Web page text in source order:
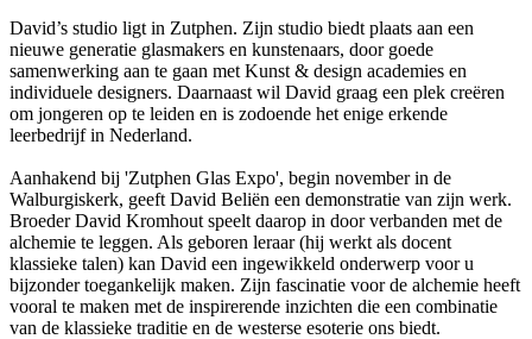
David’s studio ligt in Zutphen. Zijn studio biedt plaats aan een
nieuwe generatie glasmakers en kunstenaars, door goede
samenwerking aan te gaan met Kunst & design academies en
individuele designers. Daarnaast wil David graag een plek creëren
om jongeren op te leiden en is zodoende het enige erkende
leerbedrijf in Nederland.
Aanhakend bij 'Zutphen Glas Expo', begin november in de
Walburgiskerk, geeft David Beliën een demonstratie van zijn werk.
Broeder David Kromhout speelt daarop in door verbanden met de
alchemie te leggen. Als geboren leraar (hij werkt als docent
klassieke talen) kan David een ingewikkeld onderwerp voor u
bijzonder toegankelijk maken. Zijn fascinatie voor de alchemie heeft
vooral te maken met de inspirerende inzichten die een combinatie
van de klassieke traditie en de westerse esoterie ons biedt.